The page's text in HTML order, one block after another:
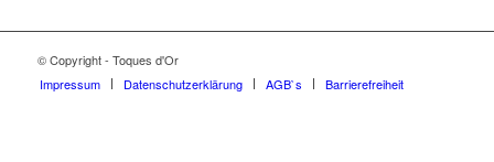
© Copyright - Toques d'Or
Impressum
Datenschutzerklärung AGB`s Barrierefreiheit